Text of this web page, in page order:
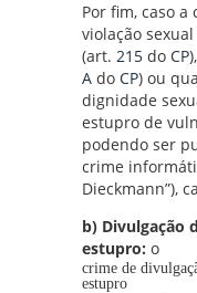
Por fim, caso
violação
(art. 215 do CP
A do CP) ou
dignidade
estupro de
podendo ser
crime
Dieckmann”),
b) Divulgação
estupro: o
crime de
estupro